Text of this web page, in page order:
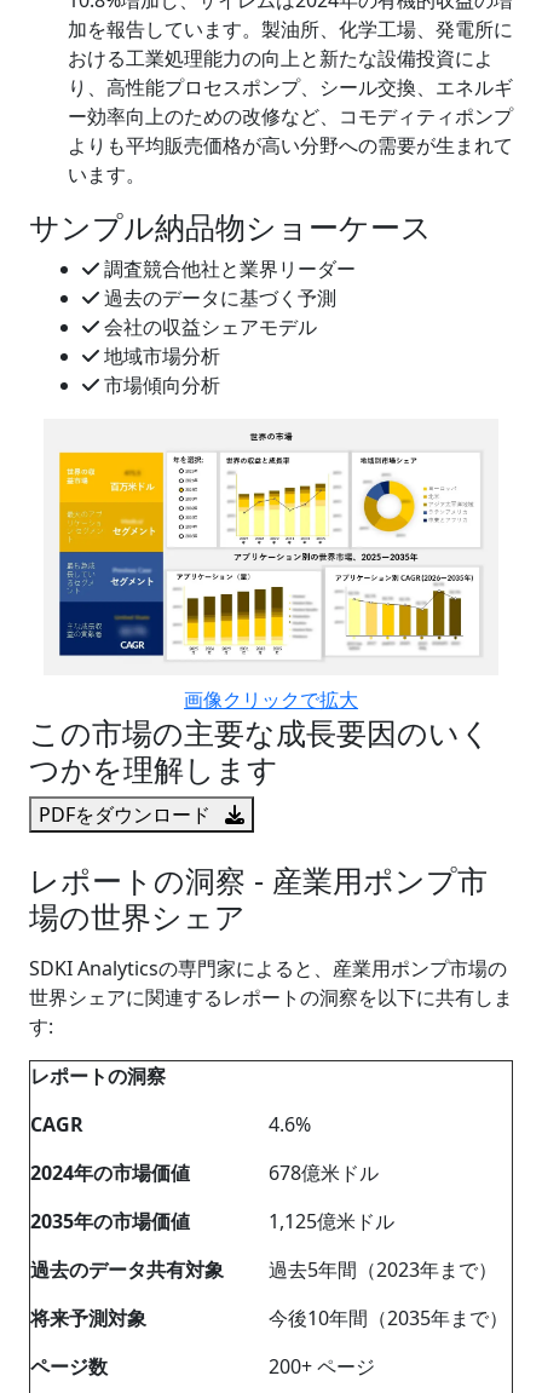
加を報告しています。製油所、化学工場、発電所に
おける工業処理能力の向上と新たな設備投資によ
り、高性能プロセスポンプ、シール交換、エネルギ
ー効率向上のための改修など、コモディティポンプ
よりも平均販売価格が高い分野への需要が生まれて
います。
サンプル納品物ショーケース
調査競合他社と業界リーダー
過去のデータに基づく予測
会社の収益シェアモデル
地域市場分析
市場傾向分析
画像クリックで拡大
この市場の主要な成長要因のいく
つかを理解します
PDFをダウンロード
レポートの洞察 - 産業用ポンプ市
場の世界シェア
SDKI Analyticsの専門家によると、産業用ポンプ市場の
世界シェアに関連するレポートの洞察を以下に共有しま
す:
レポートの洞察
CAGR
4.6%
2024年の市場価値
678億米ドル
2035年の市場価値
1,125億米ドル
過去のデータ共有対象
過去5年間（2023年まで）
将来予測対象
今後10年間（2035年まで）
ページ数
200+ ページ